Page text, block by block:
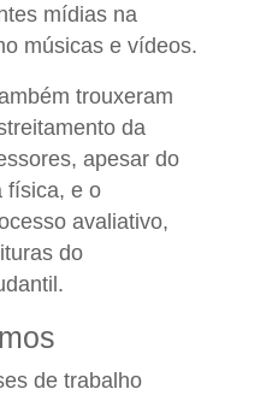
mídias na
músicas e vídeos.
trouxeram
da
apesar do
física, e o
avaliativo,
do
de trabalho